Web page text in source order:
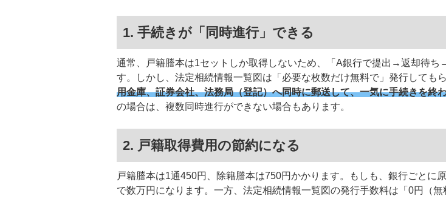
1. 手続きが「同時進行」できる
通常、戸籍謄本は1セットしか取得しないため、「A銀行で提出→返却待
す。しかし、法定相続情報一覧図は「必要な枚数だけ無料で」発行しても
用金庫、証券会社、法務局（登記）へ同時に郵送して、一気に手続きを終
の場合は、複数同時進行ができない場合もあります。
2. 戸籍取得費用の節約になる
戸籍謄本は1通450円、除籍謄本は750円かかります。もしも、銀行ごとに
で数万円になります。一方、法定相続情報一覧図の発行手数料は「0円（無